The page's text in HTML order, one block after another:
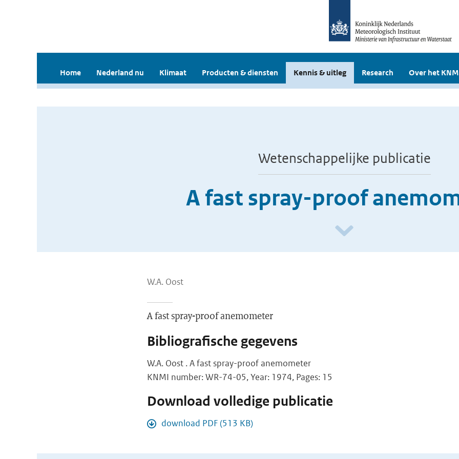
Home Nederland nu Klimaat Producten & diensten Kennis & uitleg Research Over het
Wetenschappelijke publicatie
A fast spray-proof
W.A. Oost
A fast spray-proof anemometer
Bibliografische gegevens
W.A. Oost . A fast spray-proof anemometer
KNMI number: WR-74-05, Year: 1974, Pages: 15
Download volledige publicatie
download PDF (513 KB)